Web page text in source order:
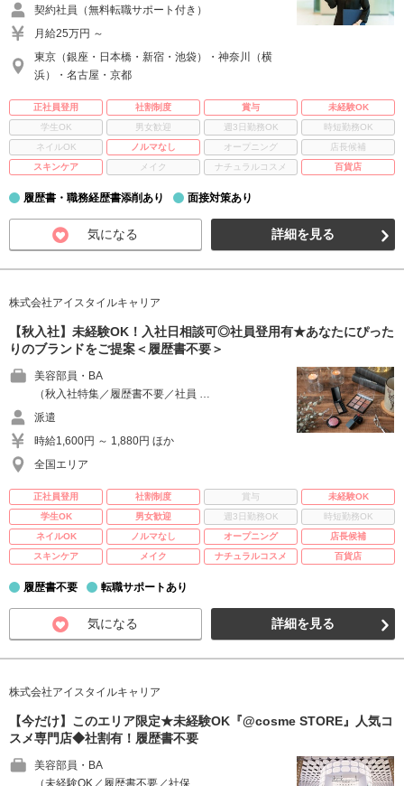
契約社員（無料転職サポート付き）
月給25万円 ～
東京（銀座・日本橋・新宿・池袋）・神奈川（横
浜）・名古屋・京都
正社員登用 社割制度 賞与
未経験OK
学生OK
男女歓迎 週3日勤務OK
時短勤務OK
ネイルOK
ノルマなし オープニング
店長候補
スキンケア
メイク ナチュラルコスメ 百貨店
履歴書・職務経歴書添削あり 面接対策あり
気になる 詳細を見る
株式会社アイスタイルキャリア
【秋入社】未経験OK！入社日相談可◎社員登用有★あなたにぴった
りのブランドをご提案＜履歴書不要＞
美容部員・BA
（秋入社特集／履歴書不要／社員 …
派遣
時給1,600円 ～ 1,880円 ほか
全国エリア
正社員登用 社割制度 賞与
未経験OK
学生OK
男女歓迎 週3日勤務OK
時短勤務OK
ネイルOK
ノルマなし オープニング
店長候補
スキンケア
メイク ナチュラルコスメ 百貨店
履歴書不要 転職サポートあり
気になる 詳細を見る
株式会社アイスタイルキャリア
【今だけ】このエリア限定★未経験OK『@cosme STORE』人気コ
スメ専門店◆社割有！履歴書不要
美容部員・BA
（未経験OK／履歴書不要／社保 …